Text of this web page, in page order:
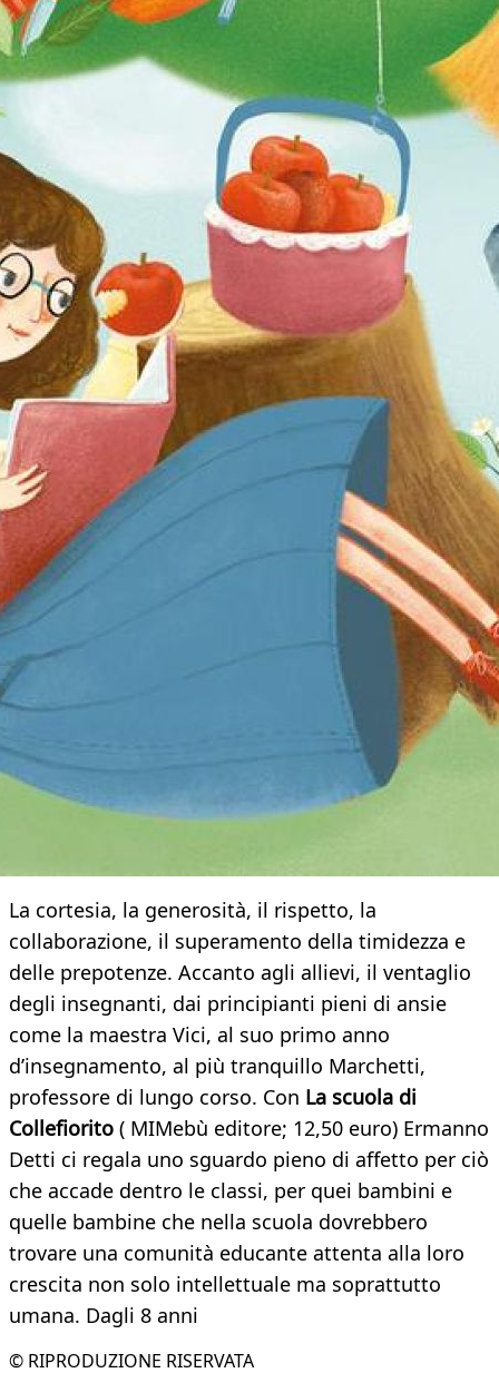
La cortesia, la generosità, il rispetto, la
collaborazione, il superamento della timidezza e
delle prepotenze. Accanto agli allievi, il ventaglio
degli insegnanti, dai principianti pieni di ansie
come la maestra Vici, al suo primo anno
d’insegnamento, al più tranquillo Marchetti,
professore di lungo corso. Con La scuola di
Collefiorito ( MIMebù editore; 12,50 euro) Ermanno
Detti ci regala uno sguardo pieno di affetto per ciò
che accade dentro le classi, per quei bambini e
quelle bambine che nella scuola dovrebbero
trovare una comunità educante attenta alla loro
crescita non solo intellettuale ma soprattutto
umana. Dagli 8 anni
© RIPRODUZIONE RISERVATA